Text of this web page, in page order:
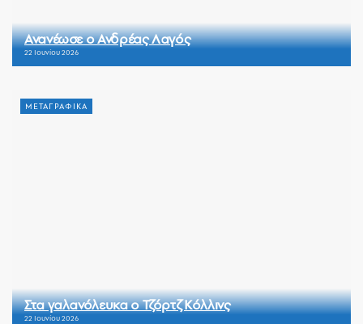
Ανανέωσε ο Ανδρέας Λαγός
22 Ιουνίου 2026
ΜΕΤΑΓΡΑΦΙΚΑ
Στα γαλανόλευκα ο Τζόρτζ Κόλλινς
22 Ιουνίου 2026